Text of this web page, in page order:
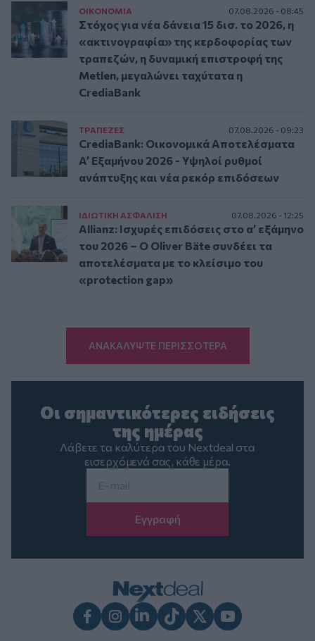
ΟΙΚΟΝΟΜΙΑ 07.08.2026 - 08:45
Στόχος για νέα δάνεια 15 δισ. το 2026, η
«ακτινογραφία» της κερδοφορίας των
τραπεζών, η δυναμική επιστροφή της
Metlen, μεγαλώνει ταχύτατα η
CrediaBank
ΤΡAΠΕΖΕΣ 07.08.2026 - 09:23
CrediaBank: Οικονομικά Αποτελέσματα
A’ Εξαμήνου 2026 - Υψηλοί ρυθμοί
ανάπτυξης και νέα ρεκόρ επιδόσεων
ΙΔΙΩΤΙΚΗ ΑΣΦAΛΙΣΗ 07.08.2026 - 12:25
Allianz: Ισχυρές επιδόσεις στο α’ εξάμηνο
του 2026 – Ο Oliver Bäte συνδέει τα
αποτελέσματα με το κλείσιμο του
«protection gap»
ΑΝΑΚΑΛΥΨΤΕ ΠΕΡΙΣΣΟΤΕΡΑ
Οι σημαντικότερες ειδήσεις
της ημέρας
Λάβετε τα καλύτερα του Nextdeal στα
εισερχόμενά σας, κάθε μέρα.